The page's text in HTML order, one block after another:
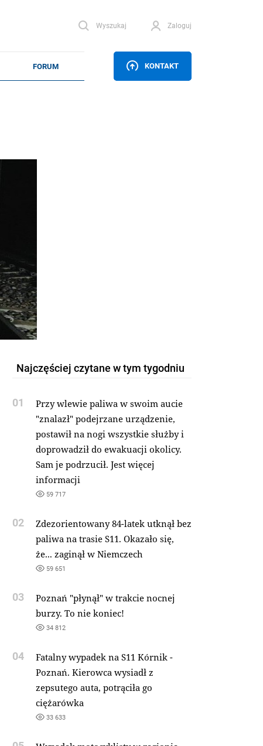
Wyszukaj Zaloguj
KONTAKT
Najczęściej czytane w tym tygodniu
01
Przy wlewie paliwa w swoim aucie
"znalazł" podejrzane urządzenie,
postawił na nogi wszystkie służby i
doprowadził do ewakuacji okolicy.
Sam je podrzucił. Jest więcej
informacji
59 717
02
Zdezorientowany 84-latek utknął bez
paliwa na trasie S11. Okazało się,
że... zaginął w Niemczech
59 651
03
Poznań "płynął" w trakcie nocnej
burzy. To nie koniec!
34 812
04
Fatalny wypadek na S11 Kórnik -
Poznań. Kierowca wysiadł z
zepsutego auta, potrąciła go
ciężarówka
33 633